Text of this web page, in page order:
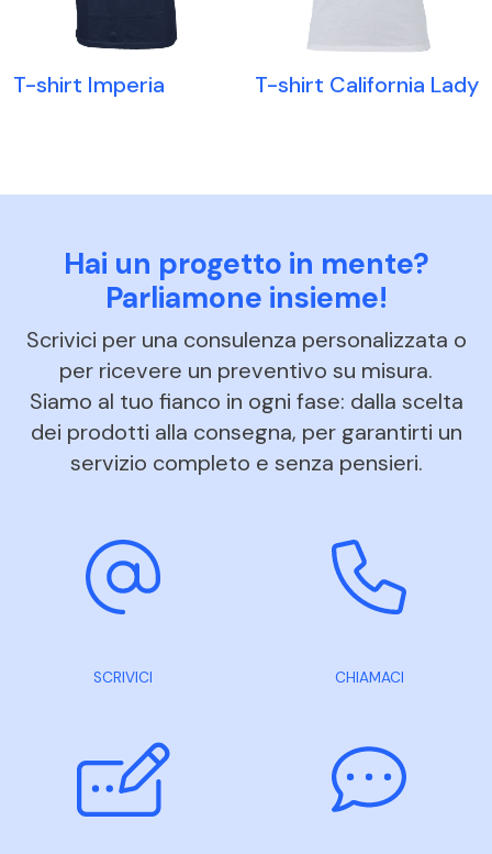
T-shirt Imperia T-shirt California Lady
Hai un progetto in mente?
Parliamone insieme!
Scrivici per una consulenza personalizzata o
per ricevere un preventivo su misura.
Siamo al tuo fianco in ogni fase: dalla scelta
dei prodotti alla consegna, per garantirti un
servizio completo e senza pensieri.
SCRIVICI CHIAMACI